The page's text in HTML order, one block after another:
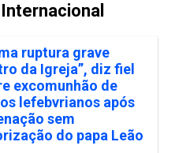
ruptura grave
da Igreja”, diz fiel
excomunhão de
lefebvrianos após
sem
do papa Leão